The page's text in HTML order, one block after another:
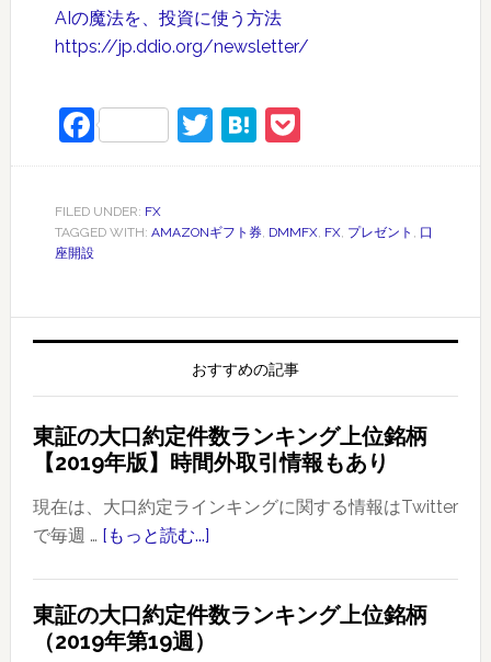
AIの魔法を、投資に使う方法
https://jp.ddio.org/newsletter/
FacebookTwitterHatena
Pocket
FILED UNDER: FX
TAGGED WITH: AMAZONギフト券, DMMFX, FX, プレゼント , 口
座開設
おすすめの記事
東証の大口約定件数ランキング上位銘柄
【2019年版】時間外取引情報もあり
現在は、大口約定ラインキングに関する情報はTwitter
で毎週 … [もっと読む...]
の
東証の大口約定件数ランキング上位銘柄
（2019年第19週）